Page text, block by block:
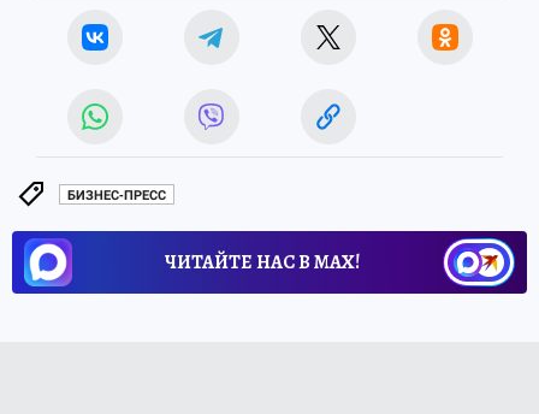
БИЗНЕС-ПРЕСС
ЧИТАЙТЕ НАС В МАХ!